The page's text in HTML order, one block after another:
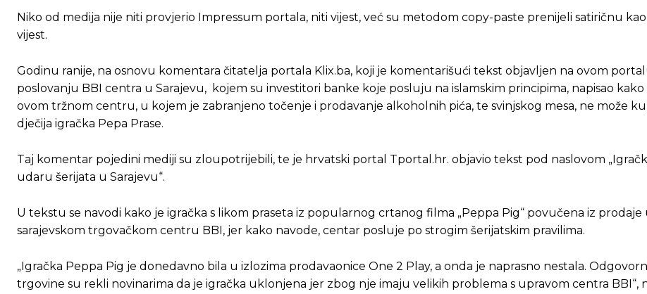
Niko od medija nije niti provjerio Impressum portala, niti vijest, već su metodom copy-paste prenijeli satiričnu
vijest.
Godinu ranije, na osnovu komentara čitatelja portala Klix.ba, koji je komentarišući tekst objavljen na ovom
poslovanju BBI centra u Sarajevu, kojem su investitori banke koje posluju na islamskim principima, napisao kako
ovom tržnom centru, u kojem je zabranjeno točenje i prodavanje alkoholnih pića, te svinjskog mesa, ne može
dječija igračka Pepa Prase.
Taj komentar pojedini mediji su zloupotrijebili, te je hrvatski portal Tportal.hr. objavio tekst pod naslovom
udaru šerijata u Sarajevu“.
U tekstu se navodi kako je igračka s likom praseta iz popularnog crtanog filma „Peppa Pig“ povučena iz prodaje
sarajevskom trgovačkom centru BBI, jer kako navode, centar posluje po strogim šerijatskim pravilima.
„Igračka Peppa Pig je donedavno bila u izlozima prodavaonice One 2 Play, a onda je naprasno nestala.
trgovine su rekli novinarima da je igračka uklonjena jer zbog nje imaju velikih problema s upravom centra BBI“,